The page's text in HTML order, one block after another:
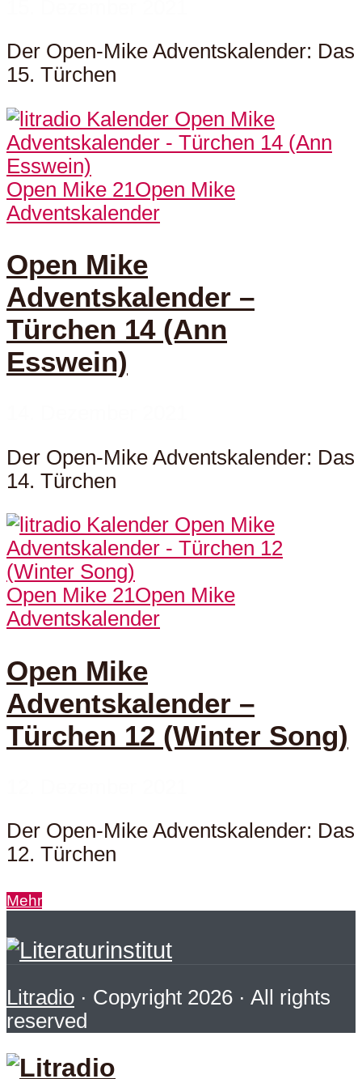
Der Open-Mike Adventskalender: Das
15. Türchen
Open Mike 21Open Mike
Adventskalender
Open Mike
Adventskalender –
Türchen 14 (Ann
Esswein)
Der Open-Mike Adventskalender: Das
14. Türchen
Open Mike 21Open Mike
Adventskalender
Open Mike
Adventskalender –
Türchen 12 (Winter Song)
Der Open-Mike Adventskalender: Das
12. Türchen
Mehr
Litradio · Copyright 2026 · All rights
reserved